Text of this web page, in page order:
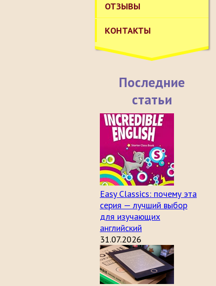
ОТЗЫВЫ
КОНТАКТЫ
Последние
статьи
Easy Classics: почему эта
серия — лучший выбор
для изучающих
английский
31.07.2026